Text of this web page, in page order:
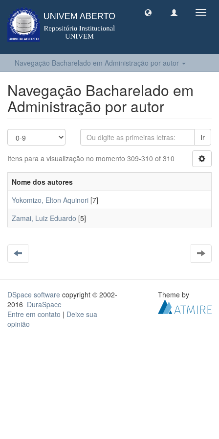
Navegação Bacharelado em Administração por autor
Navegação Bacharelado em
Administração por autor
Ir
Itens para a visualização no momento 309-310 of 310
Nome dos autores
Yokomizo, Elton Aquinori [7]
Zamai, Luiz Eduardo [5]
DSpace software copyright © 2002-
2016 DuraSpace
Entre em contato | Deixe sua
opinião
Theme by